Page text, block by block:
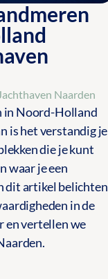
Jachthaven Naarden
in Noord-Holland
is het verstandig je
die je kunt
waar je een
dit artikel belichten
in de
en vertellen we